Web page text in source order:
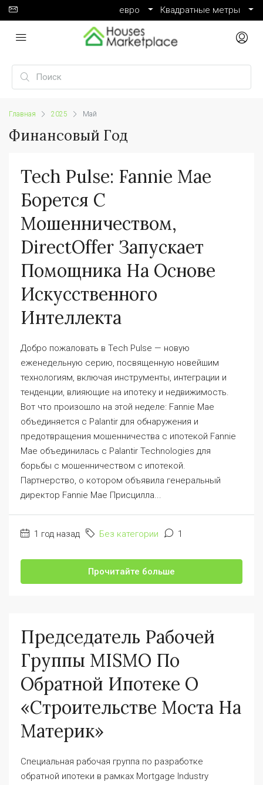
евро Квадратные метры
Главная 2025 Май
Финансовый Год
Tech Pulse: Fannie Mae
Борется С
Мошенничеством,
DirectOffer Запускает
Помощника На Основе
Искусственного
Интеллекта
Добро пожаловать в Tech Pulse — новую
еженедельную серию, посвященную новейшим
технологиям, включая инструменты, интеграции и
тенденции, влияющие на ипотеку и недвижимость.
Вот что произошло на этой неделе: Fannie Mae
объединяется с Palantir для обнаружения и
предотвращения мошенничества с ипотекой Fannie
Mae объединилась с Palantir Technologies для
борьбы с мошенничеством с ипотекой.
Партнерство, о котором объявила генеральный
директор Fannie Mae Присцилла...
1 год назад Без категории 1
Прочитайте больше
Председатель Рабочей
Группы MISMO По
Обратной Ипотеке О
«строительстве Моста На
Материк»
Специальная рабочая группа по разработке
обратной ипотеки в рамках Mortgage Industry